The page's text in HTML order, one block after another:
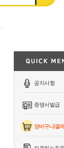
공지사항
증명서발급
장바구니/결제